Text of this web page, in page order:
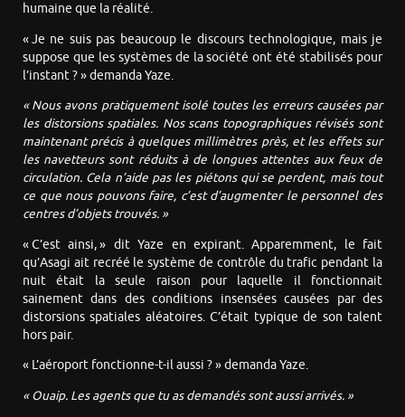
humaine que la réalité.
« Je ne suis pas beaucoup le discours technologique, mais je
suppose que les systèmes de la société ont été stabilisés pour
l’instant ? » demanda Yaze.
« Nous avons pratiquement isolé toutes les erreurs causées par
les distorsions spatiales. Nos scans topographiques révisés sont
maintenant précis à quelques millimètres près, et les effets sur
les navetteurs sont réduits à de longues attentes aux feux de
circulation. Cela n’aide pas les piétons qui se perdent, mais tout
ce que nous pouvons faire, c’est d’augmenter le personnel des
centres d’objets trouvés. »
« C’est ainsi, » dit Yaze en expirant. Apparemment, le fait
qu’Asagi ait recréé le système de contrôle du trafic pendant la
nuit était la seule raison pour laquelle il fonctionnait
sainement dans des conditions insensées causées par des
distorsions spatiales aléatoires. C’était typique de son talent
hors pair.
« L’aéroport fonctionne-t-il aussi ? » demanda Yaze.
« Ouaip. Les agents que tu asdemandés sontaussiarrivés. »